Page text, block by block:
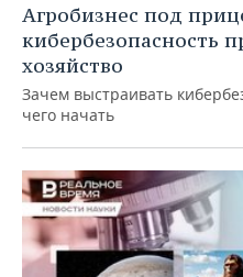
Агробизнес под
кибербезопасность
хозяйство
Зачем выстраивать
чего начать